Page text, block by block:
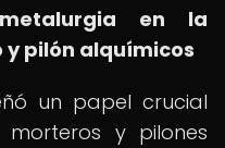
en la
pilón alquímicos
un papel crucial
y pilones